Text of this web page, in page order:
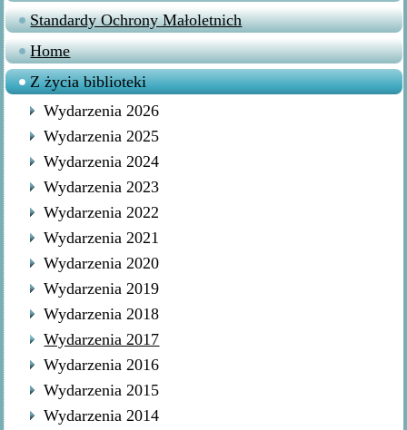
Standardy Ochrony Małoletnich
Home
Z życia biblioteki
Wydarzenia 2026
Wydarzenia 2025
Wydarzenia 2024
Wydarzenia 2023
Wydarzenia 2022
Wydarzenia 2021
Wydarzenia 2020
Wydarzenia 2019
Wydarzenia 2018
Wydarzenia 2017
Wydarzenia 2016
Wydarzenia 2015
Wydarzenia 2014